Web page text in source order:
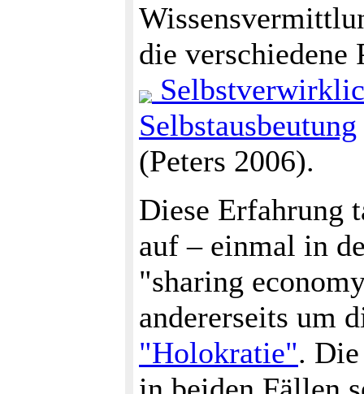
die
Selbstausbeutung
(Peters 2006).
Diese Erfahrung
auf – einmal in
"sharing
andererseits um
"Holokratie".